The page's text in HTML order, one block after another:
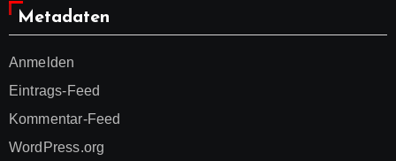
Metadaten
Anmelden
Eintrags-Feed
Kommentar-Feed
WordPress.org